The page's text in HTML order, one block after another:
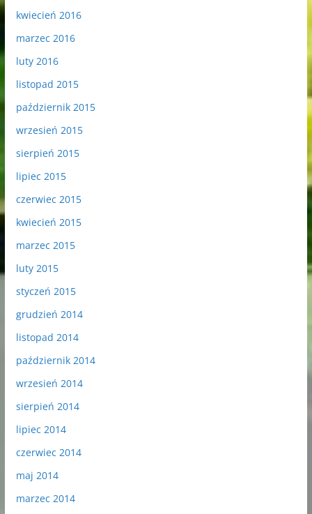
kwiecień 2016
marzec 2016
luty 2016
listopad 2015
październik 2015
wrzesień 2015
sierpień 2015
lipiec 2015
czerwiec 2015
kwiecień 2015
marzec 2015
luty 2015
styczeń 2015
grudzień 2014
listopad 2014
październik 2014
wrzesień 2014
sierpień 2014
lipiec 2014
czerwiec 2014
maj 2014
marzec 2014